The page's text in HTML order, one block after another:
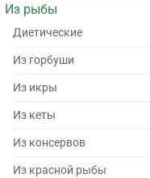
Из рыбы
Диетические
Из горбуши
Из икры
Из кеты
Из консервов
Из красной рыбы